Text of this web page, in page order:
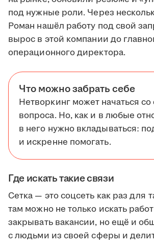
под нужные роли. Через
Роман нашёл работу под свой
вырос в этой компании до
операционного директора.
Что можно забрать себе
Нетворкинг может начаться со
вопроса. Но, как и в любые
в него нужно вкладываться:
и искренне помогать.
Где искать такие связи
Сетка — это соцсеть как раз для
там можно не только искать
закрывать вакансии, но ещё и
с людьми из своей сферы и